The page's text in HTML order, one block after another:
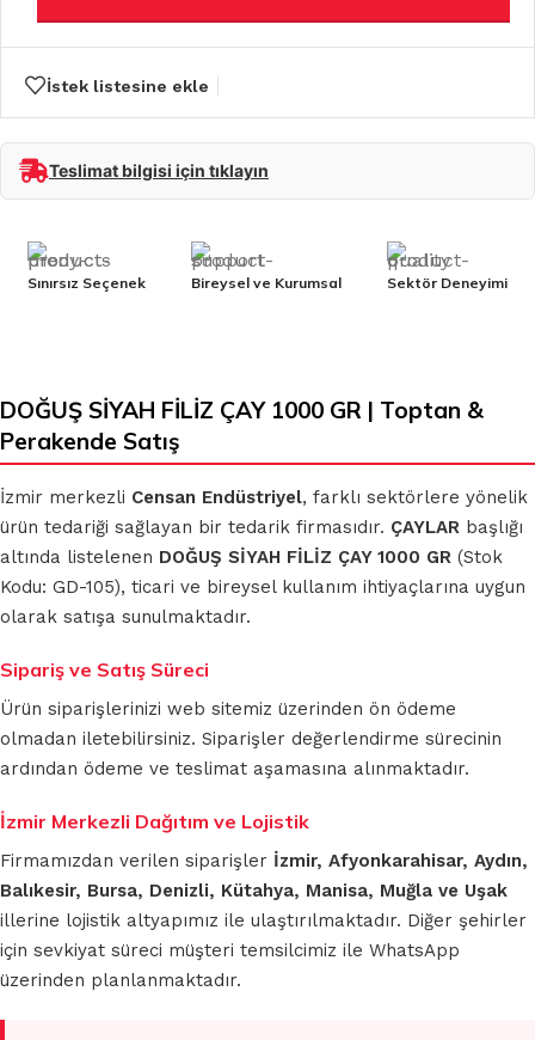
İstek listesine ekle
Teslimat bilgisi için tıklayın
Sınırsız Seçenek Bireysel ve Kurumsal Sektör Deneyimi
DOĞUŞ SİYAH FİLİZ ÇAY 1000 GR | Toptan &
Perakende Satış
İzmir merkezli Censan Endüstriyel, farklı sektörlere yönelik
ürün tedariği sağlayan bir tedarik firmasıdır. ÇAYLAR başlığı
altında listelenen DOĞUŞ SİYAH FİLİZ ÇAY 1000 GR (Stok
Kodu: GD-105), ticari ve bireysel kullanım ihtiyaçlarına uygun
olarak satışa sunulmaktadır.
Sipariş ve Satış Süreci
Ürün siparişlerinizi web sitemiz üzerinden ön ödeme
olmadan iletebilirsiniz. Siparişler değerlendirme sürecinin
ardından ödeme ve teslimat aşamasına alınmaktadır.
İzmir Merkezli Dağıtım ve Lojistik
Firmamızdan verilen siparişler İzmir, Afyonkarahisar, Aydın,
Balıkesir, Bursa, Denizli, Kütahya, Manisa, Muğla ve Uşak
illerine lojistik altyapımız ile ulaştırılmaktadır. Diğer şehirler
için sevkiyat süreci müşteri temsilcimiz ile WhatsApp
üzerinden planlanmaktadır.